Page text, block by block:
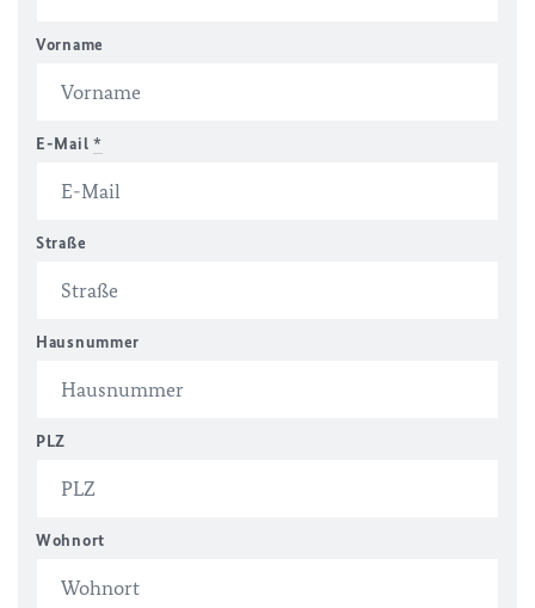
Vorname
E-Mail *
Straße
Hausnummer
PLZ
Wohnort